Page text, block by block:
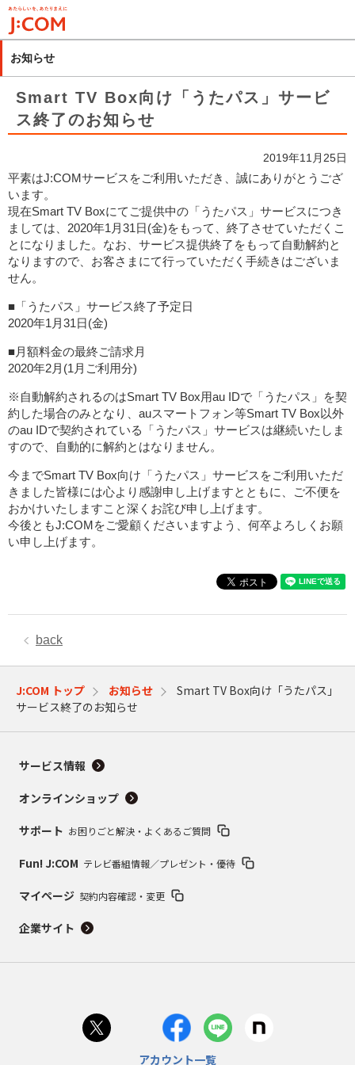
メ
イ
コ
移
動
お知らせ
Smart TV Box向け「うたパス」サービ
ス終了のお知らせ
2019年11月25日
平素はJ:COMサービスをご利用いただき、誠にありがとうござ
います。
現在Smart TV Boxにてご提供中の「うたパス」サービスにつき
ましては、2020年1月31日(金)をもって、終了させていただくこ
とになりました。なお、サービス提供終了をもって自動解約と
なりますので、お客さまにて行っていただく手続きはございま
せん。
■「うたパス」サービス終了予定日
2020年1月31日(金)
■月額料金の最終ご請求月
2020年2月(1月ご利用分)
※ 自動解約されるのはSmart TV Box用au IDで「うたパス」を契
約した場合のみとなり、auスマートフォン等Smart TV Box以外
のau IDで契約されている「うたパス」サービスは継続いたしま
すので、自動的に解約とはなりません。
今までSmart TV Box向け「うたパス」サービスをご利用いただ
きました皆様には心より感謝申し上げますとともに、ご不便を
おかけいたしますこと深くお詫び申し上げます。
今後ともJ:COMをご愛顧くださいますよう、何卒よろしくお願
い申し上げます。
back
J:COM トップ お知らせ
Smart TV Box向け「うたパス」
サービス終了のお知らせ
サービス情報
オンラインショップ
サポート お困りごと解決・よくあるご質問
Fun! J:COM テレビ番組情報／プレゼント・優待
マイページ 契約内容確認・変更
企業サイト
アカウント一覧